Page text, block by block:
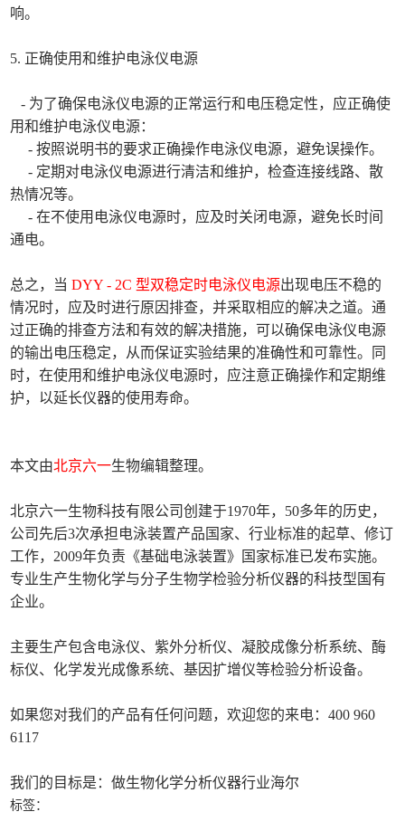
响。
5. 正确使用和维护电泳仪电源
- 为了确保电泳仪电源的正常运行和电压稳定性，应正确使
用和维护电泳仪电源：
- 按照说明书的要求正确操作电泳仪电源，避免误操作。
- 定期对电泳仪电源进行清洁和维护，检查连接线路、散
热情况等。
- 在不使用电泳仪电源时，应及时关闭电源，避免长时间
通电。
总之，当DYY - 2C 型双稳定时电泳仪电源出现电压不稳的
情况时，应及时进行原因排查，并采取相应的解决之道。通
过正确的排查方法和有效的解决措施，可以确保电泳仪电源
的输出电压稳定，从而保证实验结果的准确性和可靠性。同
时，在使用和维护电泳仪电源时，应注意正确操作和定期维
护，以延长仪器的使用寿命。
本文由北京六一生物编辑整理。
北京六一生物科技有限公司创建于1970年，50多年的历史，
公司先后3次承担电泳装置产品国家、行业标准的起草、修订
工作，2009年负责《基础电泳装置》国家标准已发布实施。
专业生产生物化学与分子生物学检验分析仪器的科技型国有
企业。
主要生产包含电泳仪、紫外分析仪、凝胶成像分析系统、酶
标仪、化学发光成像系统、基因扩增仪等检验分析设备。
如果您对我们的产品有任何问题，欢迎您的来电：400 960
6117
我们的目标是：做生物化学分析仪器行业海尔
标签：